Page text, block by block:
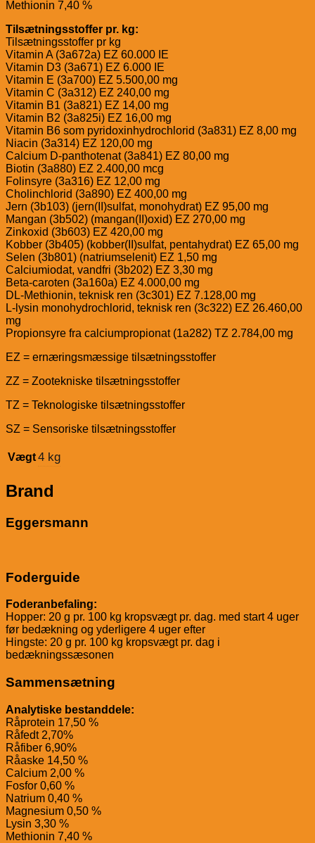
Methionin 7,40 %
Tilsætningsstoffer pr. kg:
Tilsætningsstoffer pr kg
Vitamin A (3a672a) EZ 60.000 IE
Vitamin D3 (3a671) EZ 6.000 IE
Vitamin E (3a700) EZ 5.500,00 mg
Vitamin C (3a312) EZ 240,00 mg
Vitamin B1 (3a821) EZ 14,00 mg
Vitamin B2 (3a825i) EZ 16,00 mg
Vitamin B6 som pyridoxinhydrochlorid (3a831) EZ 8,00 mg
Niacin (3a314) EZ 120,00 mg
Calcium D-panthotenat (3a841) EZ 80,00 mg
Biotin (3a880) EZ 2.400,00 mcg
Folinsyre (3a316) EZ 12,00 mg
Cholinchlorid (3a890) EZ 400,00 mg
Jern (3b103) (jern(II)sulfat, monohydrat) EZ 95,00 mg
Mangan (3b502) (mangan(II)oxid) EZ 270,00 mg
Zinkoxid (3b603) EZ 420,00 mg
Kobber (3b405) (kobber(II)sulfat, pentahydrat) EZ 65,00 mg
Selen (3b801) (natriumselenit) EZ 1,50 mg
Calciumiodat, vandfri (3b202) EZ 3,30 mg
Beta-caroten (3a160a) EZ 4.000,00 mg
DL-Methionin, teknisk ren (3c301) EZ 7.128,00 mg
L-lysin monohydrochlorid, teknisk ren (3c322) EZ 26.460,00
mg
Propionsyre fra calciumpropionat (1a282) TZ 2.784,00 mg
EZ = ernæringsmæssige tilsætningsstoffer
ZZ = Zootekniske tilsætningsstoffer
TZ = Teknologiske tilsætningsstoffer
SZ = Sensoriske tilsætningsstoffer
Vægt4 kg
Brand
Eggersmann
Foderguide
Foderanbefaling:
Hopper: 20 g pr. 100 kg kropsvægt pr. dag. med start 4 uger
før bedækning og yderligere 4 uger efter
Hingste: 20 g pr. 100 kg kropsvægt pr. dag i
bedækningssæsonen
Sammensætning
Analytiske bestanddele:
Råprotein 17,50 %
Råfedt 2,70%
Råfiber 6,90%
Råaske 14,50 %
Calcium 2,00 %
Fosfor 0,60 %
Natrium 0,40 %
Magnesium 0,50 %
Lysin 3,30 %
Methionin 7,40 %